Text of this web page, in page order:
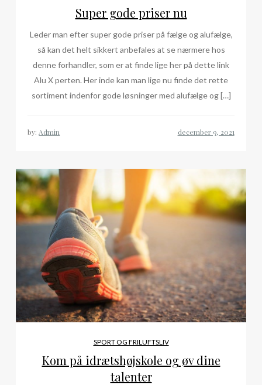
Super gode priser nu
Leder man efter super gode priser på fælge og alufælge,
så kan det helt sikkert anbefales at se nærmere hos
denne forhandler, som er at finde lige her på dette link
Alu X perten. Her inde kan man lige nu finde det rette
sortiment indenfor gode løsninger med alufælge og […]
by: Admin
SPORT OG FRILUFTSLIV
Kom på idrætshøjskole og øv dine
talenter